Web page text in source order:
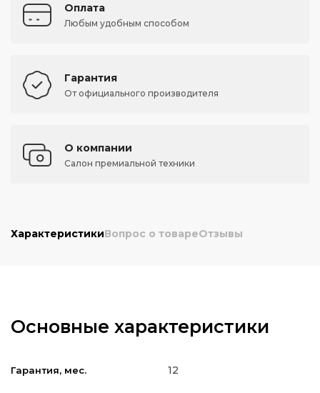
Оплата
Любым удобным способом
Гарантия
От официального производителя
О компании
Салон премиальной техники
ХарактеристикиВопрос о товареОтзывы
Основные характеристики
Гарантия, мес. 12